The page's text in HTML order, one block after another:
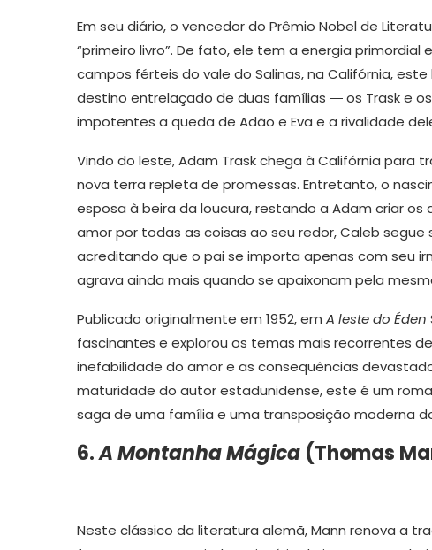
Em seu diário, o vencedor do Prêmio Nobel de
“primeiro livro”. De fato, ele tem a energia
campos férteis do vale do Salinas, na Califórnia,
destino entrelaçado de duas famílias ― os Trask e
impotentes a queda de Adão e Eva e a rivalidade
Vindo do leste, Adam Trask chega à Califórnia para
nova terra repleta de promessas. Entretanto, o
esposa à beira da loucura, restando a Adam criar os
amor por todas as coisas ao seu redor, Caleb
acreditando que o pai se importa apenas com seu
agrava ainda mais quando se apaixonam pela
Publicado originalmente em 1952, em A leste do Éden
fascinantes e explorou os temas mais recorrentes
inefabilidade do amor e as consequências
maturidade do autor estadunidense, este é um
saga de uma família e uma transposição moderna
6.A Montanha Mágica (Thomas
Neste clássico da literatura alemã, Mann renova a